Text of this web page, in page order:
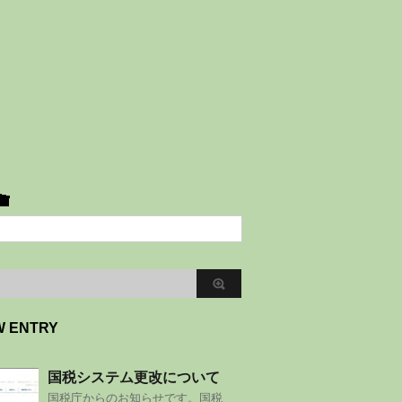
ENTRY
国税システム更改について
国税庁からのお知らせです。国税